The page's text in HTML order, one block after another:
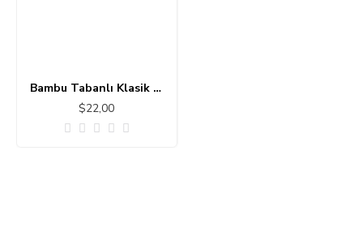
Bambu Tabanlı Klasik Halı MS463
$22,00